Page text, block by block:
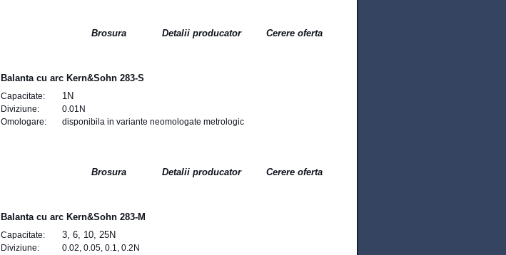
Brosura Detalii producator Cerere oferta
Balanta cu arc Kern&Sohn 283-S
Capacitate: 1N
Diviziune:
0.01N
Omologare:
disponibila in variante neomologate metrologic
Brosura Detalii producator Cerere oferta
Balanta cu arc Kern&Sohn 283-M
Capacitate: 3, 6, 10, 25N
Diviziune:
0.02, 0.05, 0.1, 0.2N